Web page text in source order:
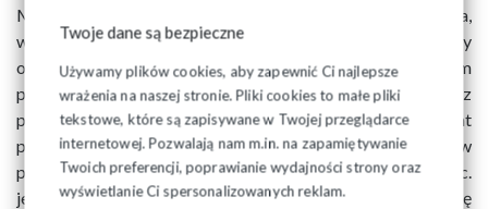
Twoje dane są bezpieczne
Używamy plików cookies, aby zapewnić Ci najlepsze
wrażenia na naszej stronie. Pliki cookies to małe pliki
tekstowe, które są zapisywane w Twojej przeglądarce
internetowej. Pozwalają nam m.in. na zapamiętywanie
Twoich preferencji, poprawianie wydajności strony oraz
wyświetlanie Ci spersonalizowanych reklam.
Mówiliśmy wtedy “i tak wygramy” i Solidarność zwyciężyła,
wiek emerytalny został przez rząd Zjednoczonej Prawicy
obniżony do poziomu sprzed reformy. Powstał zarządzeniem
premiera Morawieckiego zespół roboczy złożony z
przedstawicieli Rządu i Solidarności. Rozmawiamy na temat
podwyżek w szerokorozumianej sferze finansów
publicznych. Uważamy, że podwyżka na poziomie 7,8 proc.
jest niewystarczająca, bo te wynagrodzenia będą nam się